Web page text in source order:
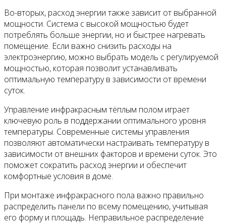
Во-вторых, расход энергии также зависит от выбранной
мощности. Система с высокой мощностью будет
потреблять больше энергии, но и быстрее нагревать
помещение. Если важно снизить расходы на
электроэнергию, можно выбрать модель с регулируемой
мощностью, которая позволит устанавливать
оптимальную температуру в зависимости от времени
суток.
Управление инфракрасным тёплым полом играет
ключевую роль в поддержании оптимального уровня
температуры. Современные системы управления
позволяют автоматически настраивать температуру в
зависимости от внешних факторов и времени суток. Это
поможет сократить расход энергии и обеспечит
комфортные условия в доме.
При монтаже инфракрасного пола важно правильно
распределить панели по всему помещению, учитывая
его форму и площадь. Неправильное распределение